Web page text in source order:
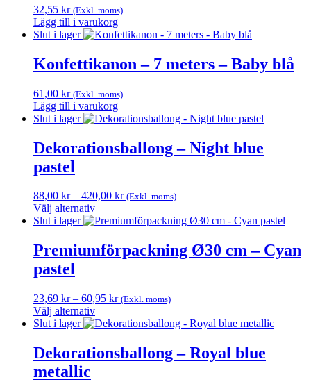
32,55 kr (Exkl. moms)
Lägg till i varukorg
Slut i lager
Konfettikanon – 7 meters – Baby blå
61,00 kr (Exkl. moms)
Lägg till i varukorg
Slut i lager
Dekorationsballong – Night blue
pastel
88,00 kr – 420,00 krPrisintervall:
till
(Exkl. moms)
Välj alternativ
Den
produkten
har
flera
De
olika
alternativen
kan
väljas
på
produktsidan
Slut i lager
Premiumförpackning Ø30 cm – Cyan
pastel
23,69 kr – 60,95 krPrisintervall:
till
(Exkl. moms)
Välj alternativ
Den
produkten
har
flera
Slut i lager
Dekorationsballong – Royal blue
metallic